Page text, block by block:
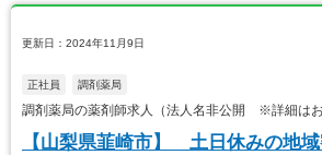
更新日：2024年11月9日
正社員 調剤薬局
調剤薬局の薬剤師求人（法人名非公開 ※詳細はお
【山梨県韮崎市】 土日休みの地